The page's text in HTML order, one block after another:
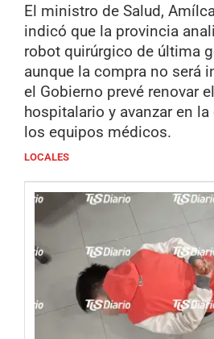
El ministro de Salud,
indicó que la provincia
robot quirúrgico de última
aunque la compra no será
el Gobierno prevé renovar
hospitalario y avanzar en
los equipos médicos.
LOCALES